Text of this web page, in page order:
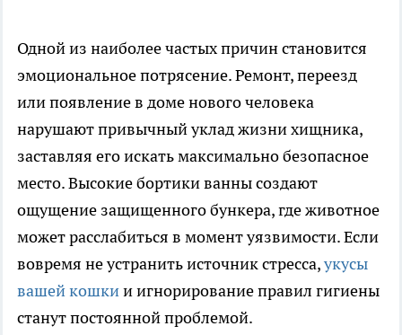
Одной из наиболее частых причин становится
эмоциональное потрясение. Ремонт, переезд
или появление в доме нового человека
нарушают привычный уклад жизни хищника,
заставляя его искать максимально безопасное
место. Высокие бортики ванны создают
ощущение защищенного бункера, где животное
может расслабиться в момент уязвимости. Если
вовремя не устранить источник стресса,укусы
вашей кошкии игнорирование правил гигиены
станут постоянной проблемой.